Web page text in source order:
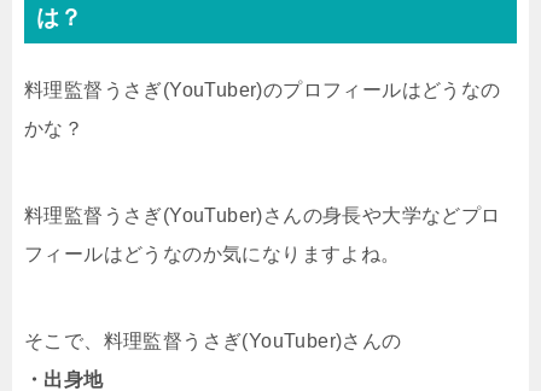
は？
料理監督うさぎ(YouTuber)のプロフィールはどうなの
かな？
料理監督うさぎ(YouTuber)さんの身長や大学などプロ
フィールはどうなのか気になりますよね。
そこで、料理監督うさぎ(YouTuber)さんの
・出身地